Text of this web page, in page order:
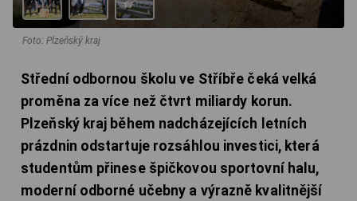
Foto: Plzeňský kraj
Střední odbornou školu ve Stříbře čeká velká
proměna za více než čtvrt miliardy korun.
Plzeňský kraj během nadcházejících letních
prázdnin odstartuje rozsáhlou investici, která
studentům přinese špičkovou sportovní halu,
moderní odborné učebny a výrazně kvalitnější